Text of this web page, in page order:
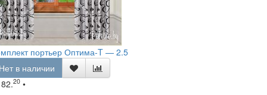
портьер Оптима-T — 2.5
в наличии
20 •